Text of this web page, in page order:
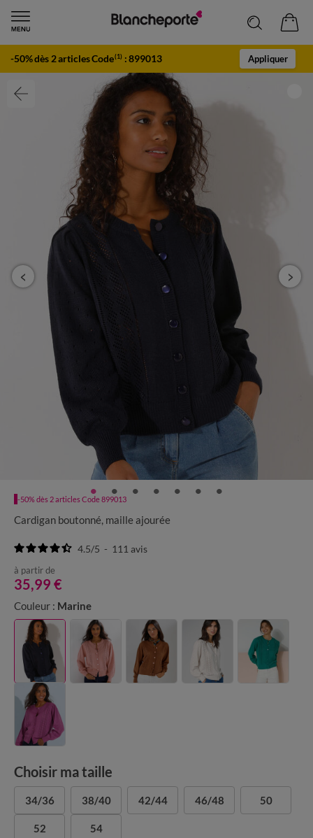
-50% dès 2 articles Code(1) :899013 Appliquer
-50% dès 2 articles Code 899013
Cardigan boutonné, maille ajourée
4.5/5 - 111 avis
à partir de
35,99 €
Couleur : Marine
Choisir ma taille
34/36 38/40 42/44 46/48 50
52 54